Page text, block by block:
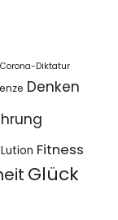
Corona-Diktatur
Denken
Fitness
Glück